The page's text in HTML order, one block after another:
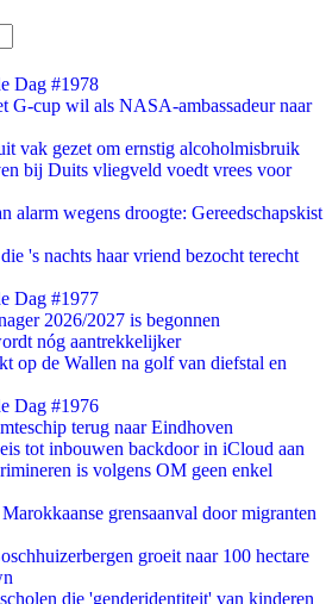
Dag #1978
G-cup wil als NASA-ambassadeur naar
vak gezet om ernstig alcoholmisbruik
bij Duits vliegveld voedt vrees voor
alarm wegens droogte: Gereedschapskist
's nachts haar vriend bezocht terecht
Dag #1977
2026/2027 is begonnen
nóg aantrekkelijker
op de Wallen na golf van diefstal en
Dag #1976
terug naar Eindhoven
tot inbouwen backdoor in iCloud aan
is volgens OM geen enkel
grensaanval door migranten
groeit naar 100 hectare
die 'genderidentiteit' van kinderen